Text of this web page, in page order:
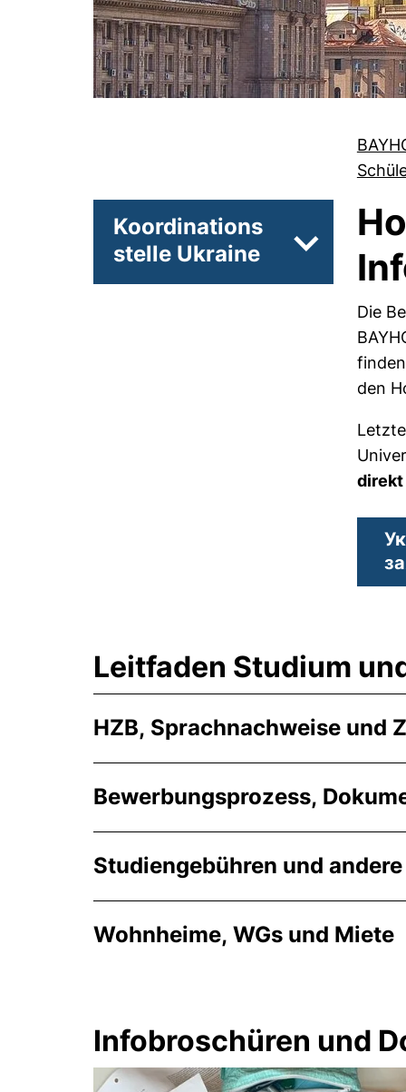
Koordinations
stelle Ukraine
Unterseiten
Die
den
direkt
Leitfaden Studium
HZB, Sprachnachweise und
Bewerbungsprozess,
Studiengebühren und
Wohnheime, WGs und Miete
Infobroschüren und